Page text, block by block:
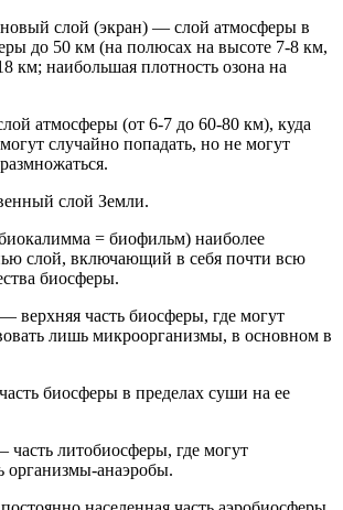
слой (экран) — слой атмосферы в
до 50 км (на полюсах на высоте 7-8 км,
км; наибольшая плотность озона на
атмосферы (от 6-7 до 60-80 км), куда
случайно попадать, но не могут
слой Земли.
= биофильм) наиболее
слой, включающий в себя почти всю
биосферы.
— верхняя часть биосферы, где могут
лишь микроорганизмы, в основном в
биосферы в пределах суши на ее
часть литобиосферы, где могут
организмы-анаэробы.